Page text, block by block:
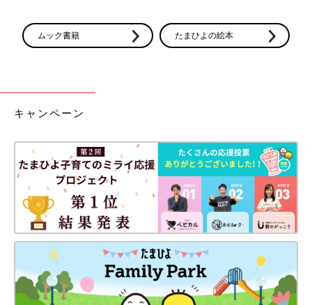
イ！」「毎年買うほどお気に入り♪」冬
のお出かけにおすすめ★おしゃれアイテ
GUの冬アイテムはもうチェックしましたか？
冬の公園遊びにも最適なゆったりパンツや、お
のロンTやパンツ、帽子といった小物類など、
そろえ始めているかたも多いかと思います。
GUでは、そんな秋冬アイテムが1,000円以下で
買えるものもあり、なおかつ可愛いものばかり
なんです！今回はそんなGUの、まさにコスパ
最強★おすすめアイテムをご紹介します。
GUの記事一覧
ムック書籍 たまひよの絵本
キャンペーン